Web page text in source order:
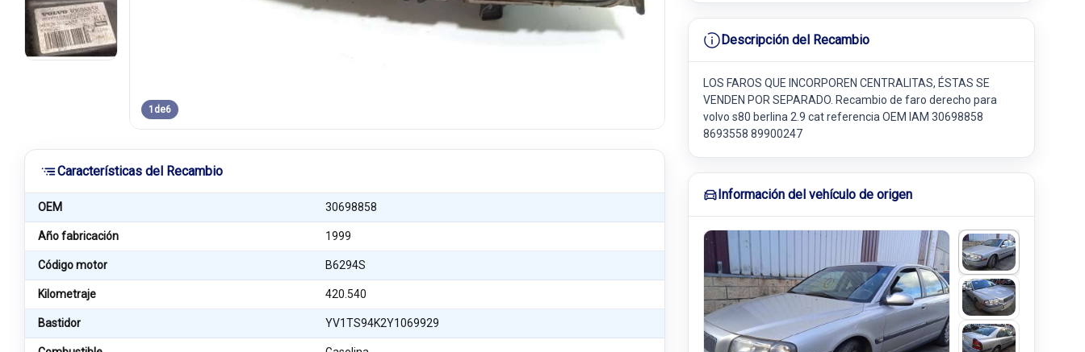
1 de6
Características del Recambio
OEM 30698858
Año fabricación 1999
Código motor B6294S
Kilometraje 420.540
Bastidor YV1TS94K2Y1069929
Descripción del Recambio
LOS FAROS QUE INCORPOREN CENTRALITAS, ÉSTAS SE
VENDEN POR SEPARADO. Recambio de faro derecho para
volvo s80 berlina 2.9 cat referencia OEM IAM 30698858
8693558 89900247
Información del vehículo de origen